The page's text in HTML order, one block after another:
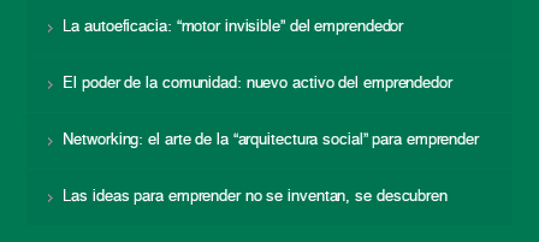
La autoeficacia: “motor invisible” del emprendedor
El poder de la comunidad: nuevo activo del emprendedor
Networking: el arte de la “arquitectura social” para emprender
Las ideas para emprender no se inventan, se descubren